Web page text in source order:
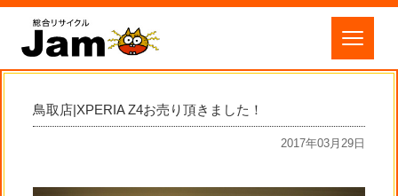
鳥取店|XPERIA Z4お売り頂きました！
2017年03月29日